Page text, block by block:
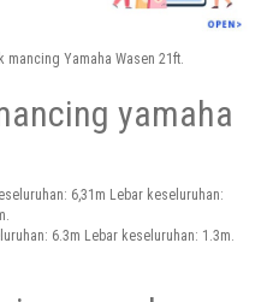
Yamaha Wasen 21ft.
yamaha
6,31m Lebar keseluruhan:
6.3m Lebar keseluruhan: 1.3m.